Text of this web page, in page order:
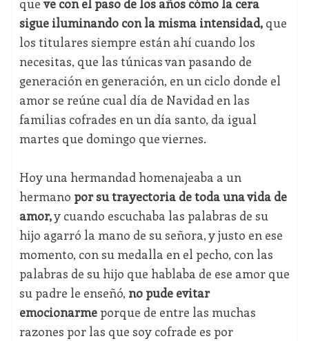
que ve con el paso de los años cómo la cera
sigue iluminando con la misma intensidad,que
los titulares siempre están ahí cuando los
necesitas, que las túnicas van pasando de
generación en generación, en un ciclo donde el
amor se reúne cual día de Navidad en las
familias cofrades en un día santo, da igual
martes que domingo que viernes.
Hoy una hermandad homenajeaba a un
hermano por su trayectoria de toda una vida de
amor,y cuando escuchaba las palabras de su
hijo agarró la mano de su señora, y justo en ese
momento, con su medalla en el pecho, con las
palabras de su hijo que hablaba de ese amor que
su padre le enseñó, no pude evitar
emocionarmeporque de entre las muchas
razones por las que soy cofrade es por